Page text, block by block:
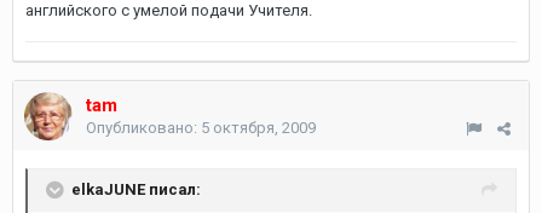
английского с умелой подачи Учителя.
tam
Опубликовано: 5 октября, 2009
elkaJUNE писал: